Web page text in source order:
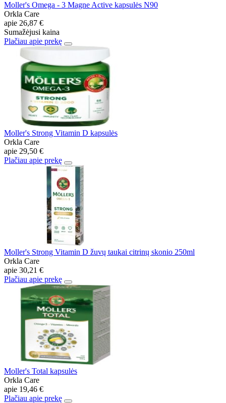
Moller's Omega - 3 Magne Active kapsulės N90
Orkla Care
apie 26,87 €
Sumažėjusi kaina
Plačiau apie prekę
Moller's Strong Vitamin D kapsulės
Orkla Care
apie 29,50 €
Plačiau apie prekę
Moller's Strong Vitamin D žuvų taukai citrinų skonio 250ml
Orkla Care
apie 30,21 €
Plačiau apie prekę
Moller's Total kapsulės
Orkla Care
apie 19,46 €
Plačiau apie prekę